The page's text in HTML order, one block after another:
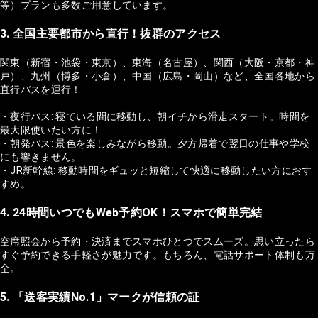
等）プランも多数ご用意しています。
3. 全国主要都市から直行！抜群のアクセス
関東（新宿・池袋・東京）、東海（名古屋）、関西（大阪・京都・神
戸）、九州（博多・小倉）、中国（広島・岡山）など、全国各地から
直行バスを運行！
・夜行バス: 寝ている間に移動し、朝イチから滑走スタート。時間を
最大限使いたい方に！
・朝発バス: 景色を楽しみながら移動。夕方帰着で翌日の仕事や学校
にも響きません。
・JR新幹線: 移動時間をギュッと短縮して快適に移動したい方におす
すめ。
4. 24時間いつでもWeb予約OK！スマホで簡単完結
空席照会から予約・決済までスマホひとつでスムーズ。思い立ったら
すぐ予約できる手軽さが魅力です。もちろん、電話サポート体制も万
全。
5. 「送客実績No.1」マークが信頼の証